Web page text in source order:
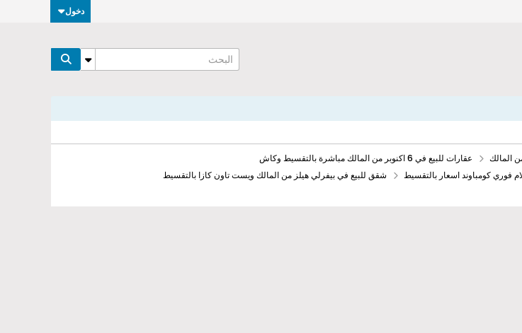
دخول
عقارات للبيع في 6 اكنوبر من المالك مباشرة بالتقسيط وكاش
فوري كومباوند اسعار بالتقسيط
شقق للبيع في بيفرلي هيلز من المالك ويست تاون كازا بالتقسيط